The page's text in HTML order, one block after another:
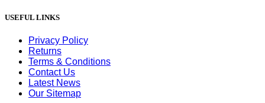
USEFUL LINKS
Privacy Policy
Returns
Terms & Conditions
Contact Us
Latest News
Our Sitemap